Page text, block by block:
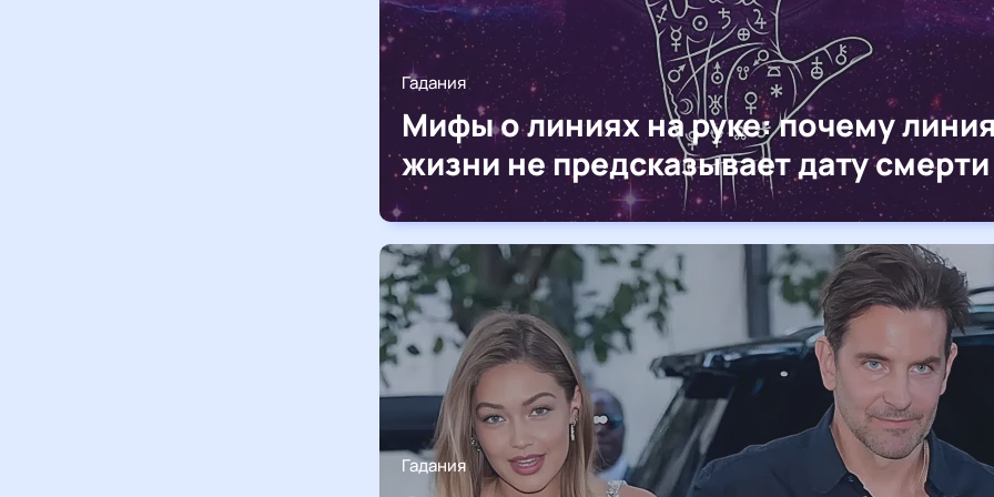
Гадания
Мифы о линиях на руке: почему
жизни не предсказывает дату смерти
Гадания